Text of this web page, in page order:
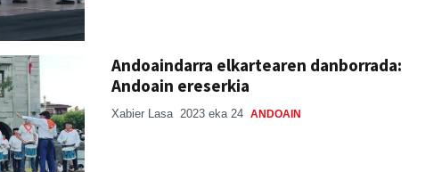
Andoaindarra elkartearen danborrada:
Andoain ereserkia
Xabier Lasa 2023 eka 24 ANDOAIN